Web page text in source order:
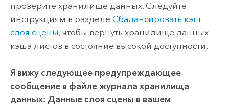
проверите хранилище данных. Следуйте
инструкциям в разделе Сбалансировать кэш
слоя сцены, чтобы вернуть хранилище данных
кэша листов в состояние высокой доступности.
Я вижу следующее предупреждающее
сообщение в файле журнала хранилища
данных: Данные слоя сцены в вашем